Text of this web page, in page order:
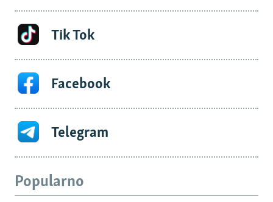
Tik Tok
Facebook
Telegram
Popularno